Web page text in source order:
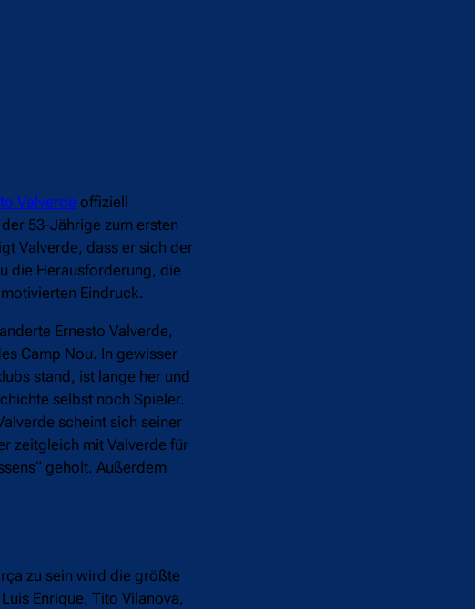
Valverdeoffiziell
53-Jährige zum ersten
Valverde, dass er sich der
die Herausforderung, die
Eindruck.
Ernesto Valverde,
Camp Nou. In gewisser
stand, ist lange her und
selbst noch Spieler.
scheint sich seiner
zeitgleich mit Valverde für
geholt. Außerdem
zu sein wird die größte
Enrique, Tito Vilanova,